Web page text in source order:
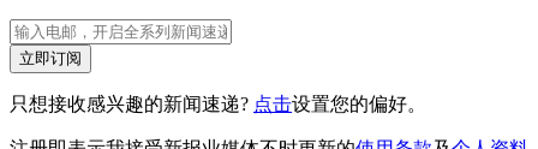
立即订阅
只想接收感兴趣的新闻速递? 点击设置您的偏好。